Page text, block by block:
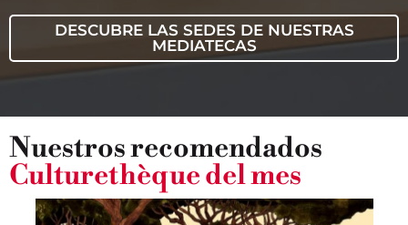
DESCUBRE LAS SEDES DE NUESTRAS
MEDIATECAS
Nuestros recomendados
Culturethèque del mes